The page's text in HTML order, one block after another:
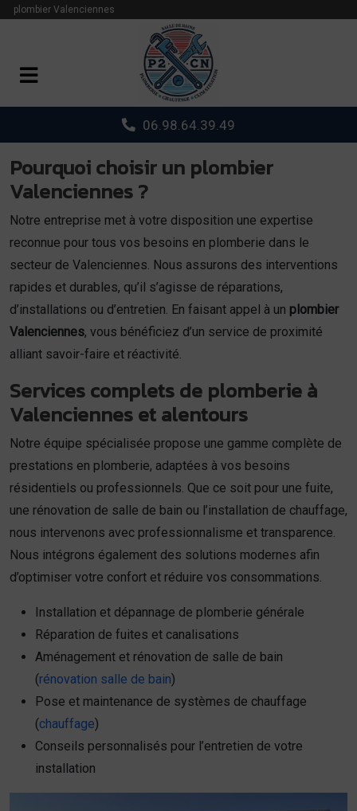
plombier Valenciennes
06.98.64.39.49
Pourquoi choisir un plombier
Valenciennes ?
Notre entreprise met à votre disposition une expertise
reconnue pour tous vos besoins en plomberie dans le
secteur de Valenciennes. Nous assurons des interventions
rapides et durables, qu’il s’agisse de réparations,
d’installations ou d’entretien. En faisant appel à un plombier
Valenciennes, vous bénéficiez d’un service de proximité
alliant savoir-faire et réactivité.
Services complets de plomberie à
Valenciennes et alentours
Notre équipe spécialisée propose une gamme complète de
prestations en plomberie, adaptées à vos besoins
résidentiels ou professionnels. Que ce soit pour une fuite,
une rénovation de salle de bain ou l’installation de chauffage,
nous intervenons avec professionnalisme et transparence.
Nous intégrons également des solutions modernes afin
d’optimiser votre confort et réduire vos consommations.
Installation et dépannage de plomberie générale
Réparation de fuites et canalisations
Aménagement et rénovation de salle de bain
(rénovation salle de bain)
Pose et maintenance de systèmes de chauffage
(chauffage)
Conseils personnalisés pour l’entretien de votre
installation
Panneau de gestion des cookies